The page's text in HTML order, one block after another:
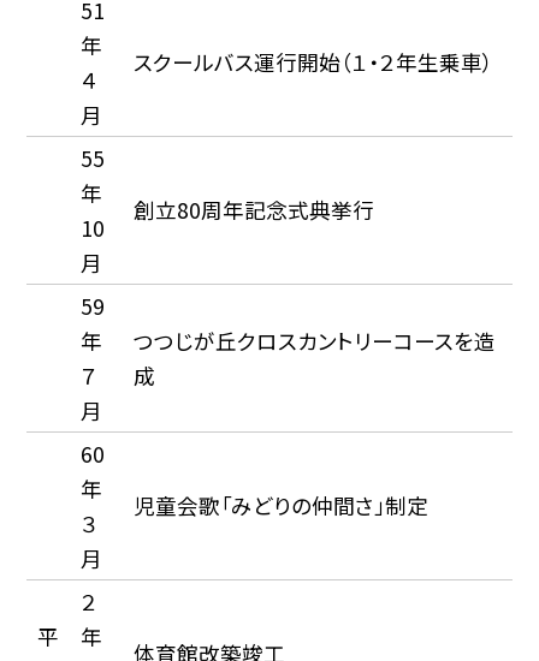
51
年
４
月
スクールバス運行開始（１・２年生乗車）
55
年
10
月
創立80周年記念式典挙行
59
年
７
月
つつじが丘クロスカントリーコースを造
成
60
年
３
月
児童会歌「みどりの仲間さ」制定
平
２
年
体育館改築竣工